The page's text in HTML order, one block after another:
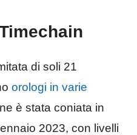
di soli 21
orologi in varie
è stata coniata in
2023, con livelli